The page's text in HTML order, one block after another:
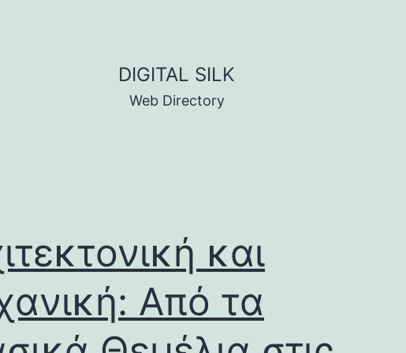
DIGITAL SILK
Web Directory
και
Από τα